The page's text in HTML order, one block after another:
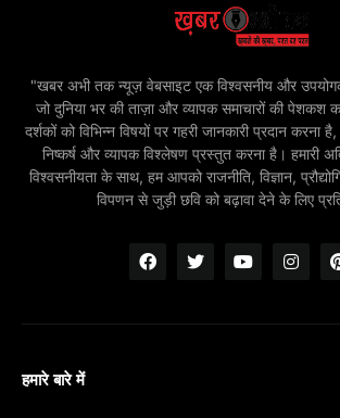
"खबर अभी तक न्यूज़ वेबसाइट एक विश्वसनीय और
जो दुनिया भर की ताज़ा और व्यापक समाचारों की पेशकश
दर्शकों को विभिन्न विषयों पर गहरी जानकारी प्रदान करना
निष्कर्ष और व्यापक विश्लेषण प्रस्तुत करना है। हमारी
विश्वसनीयता के साथ, हम आपको राजनीति, विज्ञान,
विपणन से जुड़ी छवि को बढ़ावा देने के लिए
हमारे बारे में